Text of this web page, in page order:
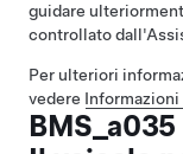
guidare
controllato
Per ulteriori
vedere Informazioni
BMS_a035